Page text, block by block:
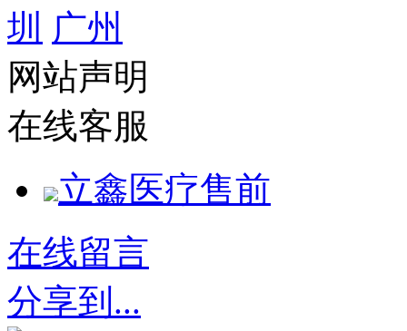
圳
广州
网站声明
在线客服
立鑫医疗售前
在线留言
分享到...